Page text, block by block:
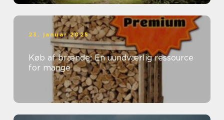
23. januar 2025
Køb af brænde: En uundværlig ressource
for mange